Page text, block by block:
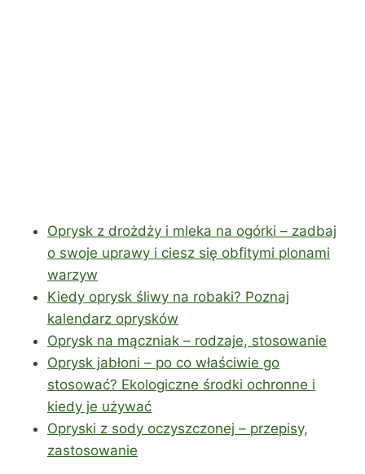
Oprysk z drożdży i mleka na ogórki – zadbaj
o swoje uprawy i ciesz się obfitymi plonami
warzyw
Kiedy oprysk śliwy na robaki? Poznaj
kalendarz oprysków
Oprysk na mączniak – rodzaje, stosowanie
Oprysk jabłoni – po co właściwie go
stosować? Ekologiczne środki ochronne i
kiedy je używać
Opryski z sody oczyszczonej – przepisy,
zastosowanie